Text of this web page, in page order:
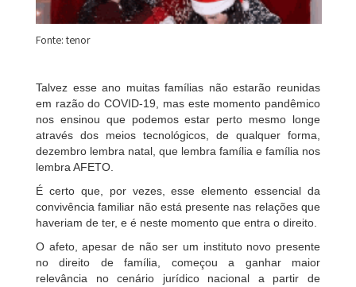
Fonte: tenor
Talvez esse ano muitas famílias não estarão reunidas
em razão do COVID-19, mas este momento pandêmico
nos ensinou que podemos estar perto mesmo longe
através dos meios tecnológicos, de qualquer forma,
dezembro lembra natal, que lembra família e família nos
lembra AFETO.
É certo que, por vezes, esse elemento essencial da
convivência familiar não está presente nas relações que
haveriam de ter, e é neste momento que entra o direito.
O afeto, apesar de não ser um instituto novo presente
no direito de família, começou a ganhar maior
relevância no cenário jurídico nacional a partir de